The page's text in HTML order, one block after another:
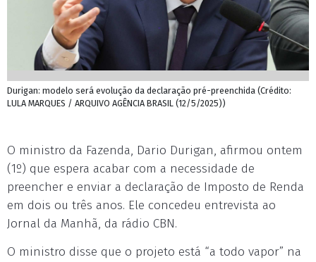
Durigan: modelo será evolução da declaração pré-preenchida (Crédito:
LULA MARQUES / ARQUIVO AGÊNCIA BRASIL (12/5/2025))
O ministro da Fazenda, Dario Durigan, afirmou ontem
(1º) que espera acabar com a necessidade de
preencher e enviar a declaração de Imposto de Renda
em dois ou três anos. Ele concedeu entrevista ao
Jornal da Manhã, da rádio CBN.
O ministro disse que o projeto está “a todo vapor” na